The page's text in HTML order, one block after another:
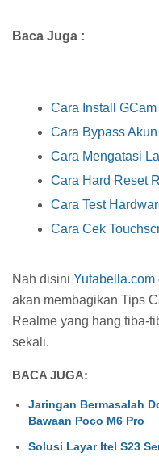
Baca Juga :
Cara Install
Cara Bypass
Cara Mengatasi
Cara Hard Reset
Cara Test
Cara Cek
Nah disini Yutabella.com
akan membagikan Tips
Realme yang hang tiba-
sekali.
BACA JUGA:
Jaringan Bermasalah
Bawaan Poco M6 Pro
Solusi Layar Itel S23